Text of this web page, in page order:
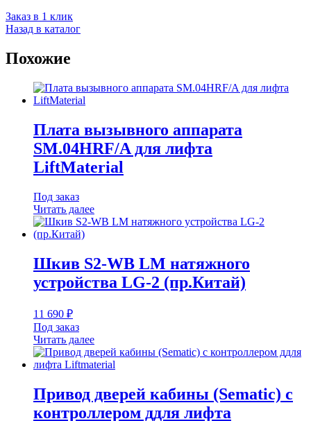
Заказ в 1 клик
Назад в каталог
Похожие
Плата вызывного аппарата
SM.04HRF/A для лифта
LiftMaterial
Под заказ
Читать далее
Шкив S2-WB LM натяжного
устройства LG-2 (пр.Китай)
11 690 ₽
Под заказ
Читать далее
Привод дверей кабины (Sematic) с
контроллером ддля лифта